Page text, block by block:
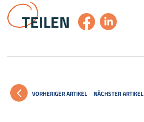
TEILEN
VORHERIGER ARTIKEL NÄCHSTER ARTIKEL